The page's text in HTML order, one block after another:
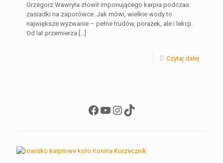
Grzegorz Wawryła złowił imponującego karpia podczas
zasiadki na zaporówce. Jak mówi, wielkie wody to
największe wyzwanie – pełne trudów, porażek, ale i lekcji.
Od lat przemierza […]
Czytaj dalej
Facebook
YouTube
Instagram
TikTok